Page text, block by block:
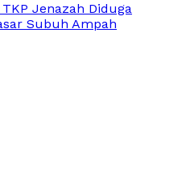
Jenazah Diduga
Subuh Ampah